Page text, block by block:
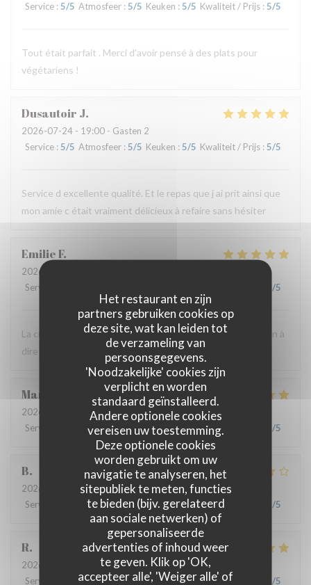
Het restaurant en zijn
partners gebruiken cookies op
deze site, wat kan leiden tot
de verzameling van
persoonsgegevens.
'Noodzakelijke' cookies zijn
verplicht en worden
standaard geïnstalleerd.
Andere optionele cookies
vereisen uw toestemming.
Deze optionele cookies
worden gebruikt om uw
navigatie te analyseren, het
sitepubliek te meten, functies
te bieden (bijv. gerelateerd
aan sociale netwerken) of
gepersonaliseerde
advertenties of inhoud weer
te geven. Klik op 'OK,
accepteer alle', 'Weiger alle' of
Service : 5/5 Atmosfeer : 5/5 Keuken : 5/5 Kwaliteit / Prijs : 5/5
Tout était parfait . Merci d’avoir pensé à des plats pour
végétariens !
Dusautoir J
2026-07-24 - 19:00 - Gasten 2
Service : 5/5 Atmosfeer : 5/5 Keuken : 5/5 Kwaliteit / Prijs : 5/5
Service d excellente qualité. Et le repas que j ai prit ainsi que
mon amie c était vraiment délicieux à refaire sans hésiter
EmilieF
2026-07-24
Service
/5
La cuisine est très bonne et le personnel est agréable. Rien à
dire ! C'est toujours un bon moment.
Marie
2026-07-21
- 19:30 - Gasten 2
Service
Atmosfeer:5 /5 Keuken: 5/5 Kwaliteit / Prijs /5
B
2026-07-08
- 20:00 - Gasten 4
Service
Atmosfeer :4/5 Keuken:4 /5 Kwaliteit / Prijs /5
R
2026-06-17
- 13:00 - Gasten 3
Service
Atmosfeer: 4/5 Keuken: 5/5 Kwaliteit / Prijs /5